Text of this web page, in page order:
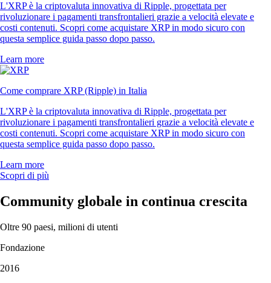
L'XRP è la criptovaluta innovativa di Ripple, progettata per
rivoluzionare i pagamenti transfrontalieri grazie a velocità elevate e
costi contenuti. Scopri come acquistare XRP in modo sicuro con
questa semplice guida passo dopo passo.
Learn more
Come comprare XRP (Ripple) in Italia
L'XRP è la criptovaluta innovativa di Ripple, progettata per
rivoluzionare i pagamenti transfrontalieri grazie a velocità elevate e
costi contenuti. Scopri come acquistare XRP in modo sicuro con
questa semplice guida passo dopo passo.
Learn more
Scopri di più
Community globale in continua crescita
Oltre 90 paesi, milioni di utenti
Fondazione
2016